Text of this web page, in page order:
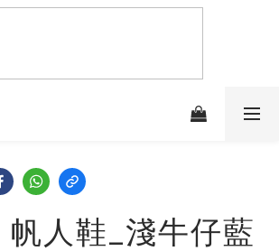
帆人鞋_淺牛仔藍